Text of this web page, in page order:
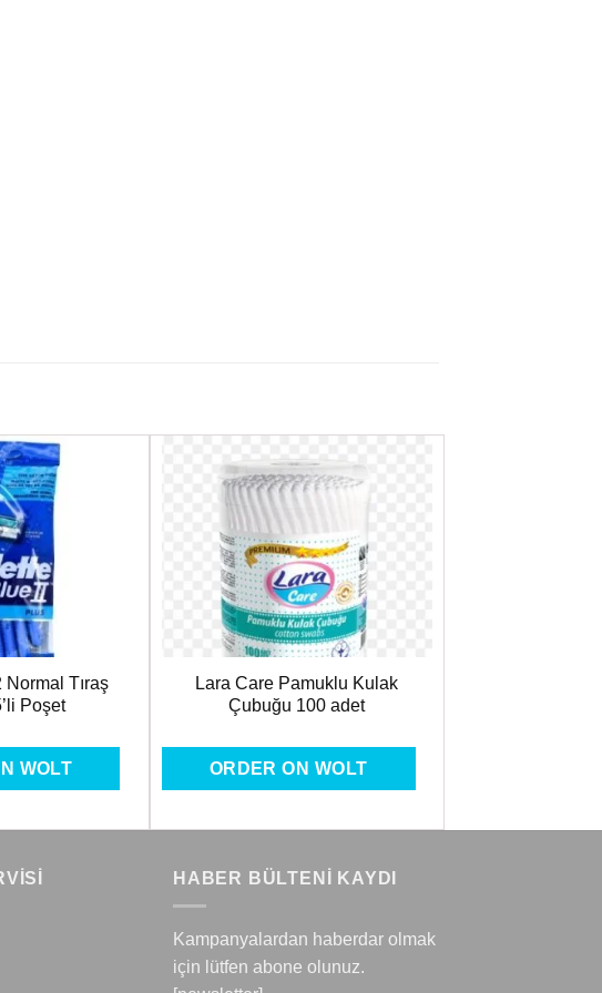
Tıraş
Poşet
WOLT
Lara Care Pamuklu Kulak
Çubuğu 100 adet
ORDER ON WOLT
HABER BÜLTENİ KAYDI
Kampanyalardan haberdar olmak
için lütfen abone olunuz.